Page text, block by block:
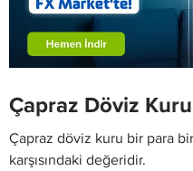
Çapraz Döviz
Çapraz döviz kuru bir para
karşısındaki değeridir.